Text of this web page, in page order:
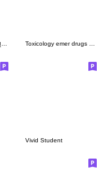
Vivid Student